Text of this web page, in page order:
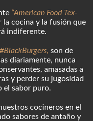
“American Food Tex-
la cocina y la fusión que
indiferente.
#BlackBurgers, son de
diariamente, nunca
amasadas a
y perder su jugosidad
el sabor puro.
cocineros en el
sabores de antaño y